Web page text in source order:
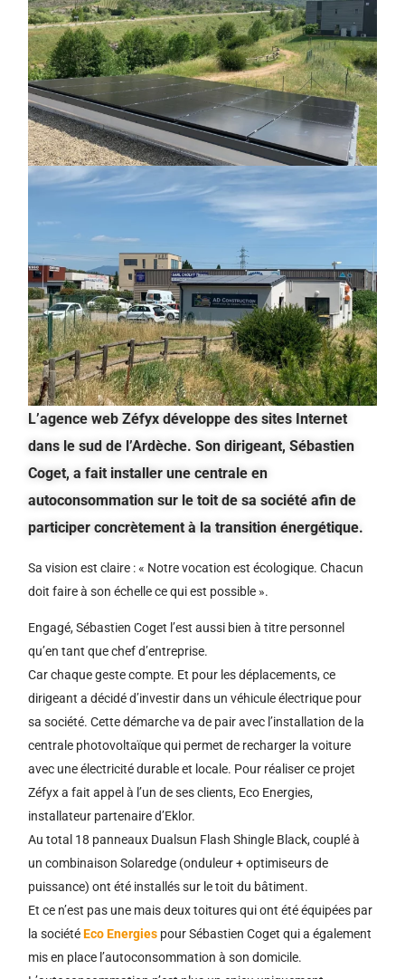
L’agence web Zéfyx développe des sites Internet
dans le sud de l’Ardèche. Son dirigeant, Sébastien
Coget, a fait installer une centrale en
autoconsommation sur le toit de sa société afin de
participer concrètement à la transition énergétique.
Sa vision est claire : « Notre vocation est écologique. Chacun
doit faire à son échelle ce qui est possible ».
Engagé, Sébastien Coget l’est aussi bien à titre personnel
qu’en tant que chef d’entreprise.
Car chaque geste compte. Et pour les déplacements, ce
dirigeant a décidé d’investir dans un véhicule électrique pour
sa société. Cette démarche va de pair avec l’installation de la
centrale photovoltaïque qui permet de recharger la voiture
avec une électricité durable et locale. Pour réaliser ce projet
Zéfyx a fait appel à l’un de ses clients, Eco Energies,
installateur partenaire d’Eklor.
Au total 18 panneaux Dualsun Flash Shingle Black, couplé à
un combinaison Solaredge (onduleur + optimiseurs de
puissance) ont été installés sur le toit du bâtiment.
Et ce n’est pas une mais deux toitures qui ont été équipées par
la sociétéEco Energies pour Sébastien Coget qui a également
mis en place l’autoconsommation à son domicile.